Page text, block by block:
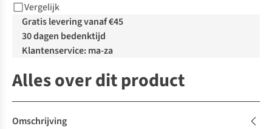
Vergelijk
Gratis levering vanaf €45
30 dagen bedenktijd
Klantenservice: ma-za
Alles over dit product
Omschrijving